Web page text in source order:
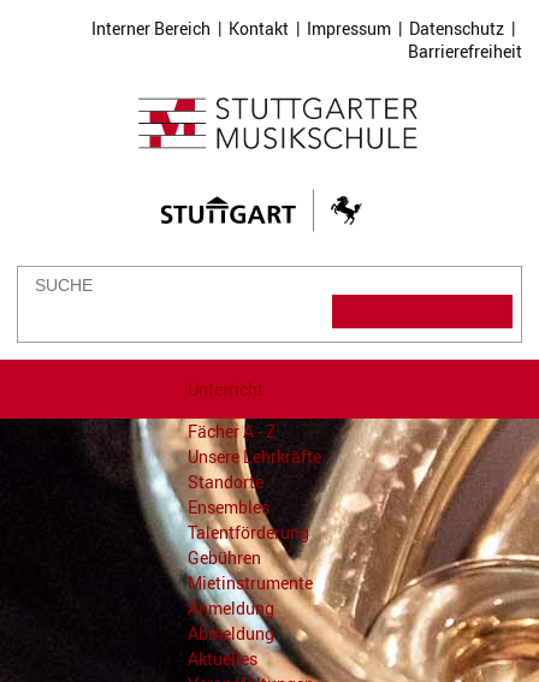
Interner Bereich | Kontakt | Impressum | Datenschutz |
Barrierefreiheit
Unterricht
Fächer A - Z
Unsere Lehrkräfte
Standorte
Ensembles
Talentförderung
Gebühren
Mietinstrumente
Anmeldung
Abmeldung
Aktuelles